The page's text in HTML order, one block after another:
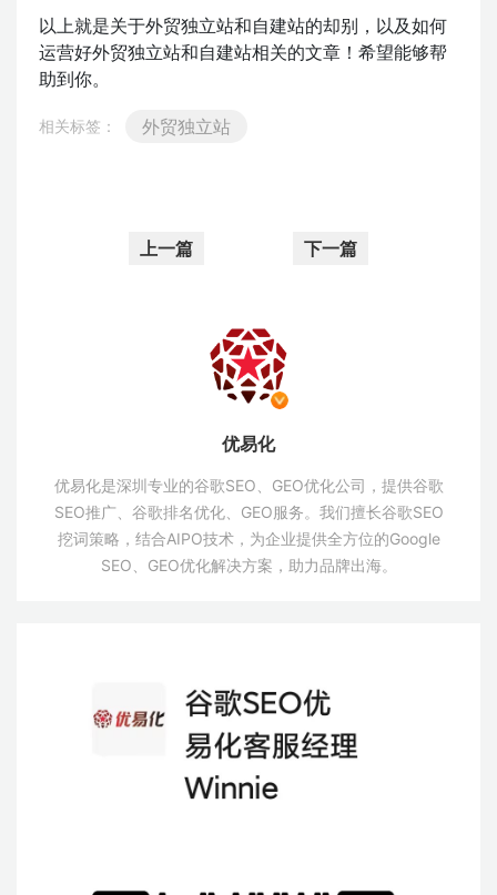
以上就是关于外贸独立站和自建站的却别，以及如何
运营好外贸独立站和自建站相关的文章！希望能够帮
助到你。
相关标签： 外贸独立站
上一篇 下一篇
优易化
优易化是深圳专业的谷歌SEO、GEO优化公司，提供谷歌
SEO推广、谷歌排名优化、GEO服务。我们擅长谷歌SEO
挖词策略，结合AIPO技术，为企业提供全方位的Google
SEO、GEO优化解决方案，助力品牌出海。